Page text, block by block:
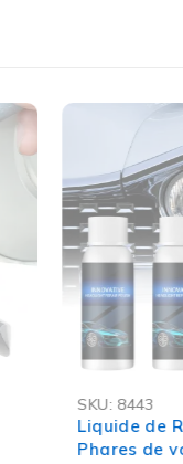
OFFRE FLASH
SKU: 8443
Liquide de
Phares de